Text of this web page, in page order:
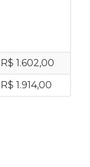
R$ 1.602,00
R$ 1.914,00